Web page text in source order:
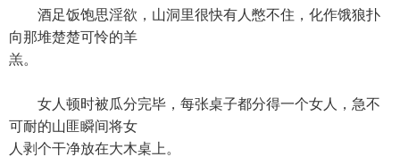
酒足饭饱思淫欲，山洞里很快有人憋不住，化作饿狼扑
向那堆楚楚可怜的羊
羔。
女人顿时被瓜分完毕，每张桌子都分得一个女人，急不
可耐的山匪瞬间将女
人剥个干净放在大木桌上。